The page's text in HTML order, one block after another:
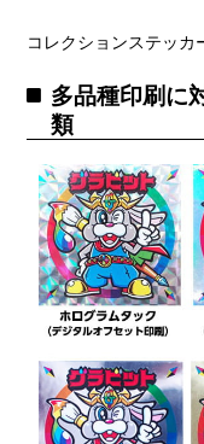
コレクションステッカ
多品種印刷に
類